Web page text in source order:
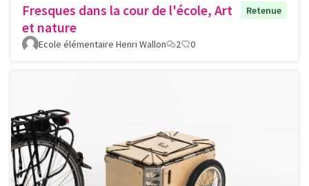
Fresques dans la cour de l'école, Art
et nature
Retenue
Ecole élémentaire Henri Wallon 2 0